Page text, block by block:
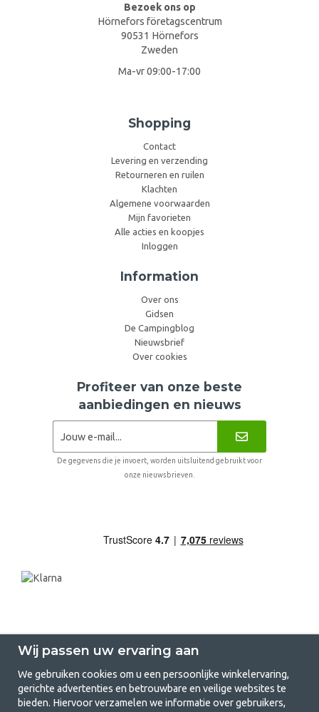
Bezoek ons op
Hörnefors företagscentrum
90531 Hörnefors
Zweden
Ma-vr 09:00-17:00
Shopping
Contact
Levering en verzending
Retourneren en ruilen
Klachten
Algemene voorwaarden
Mijn favorieten
Alle acties en koopjes
Inloggen
Information
Over ons
Gidsen
De Campingblog
Nieuwsbrief
Over cookies
Profiteer van onze beste
aanbiedingen en nieuws
De gegevens die je invoert, worden uitsluitend gebruikt voor
onze nieuwsbrieven.
GetCamping.nl - Jouw winkel voor
Wij passen uw ervaring aan
We gebruiken cookies om u een persoonlijke winkelervaring,
gerichte advertenties en betrouwbare en veilige websites te
bieden. Hiervoor verzamelen we informatie over gebruikers,